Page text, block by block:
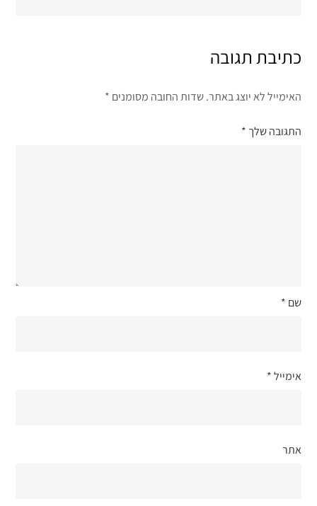
כתיבת תגובה
האימייל לא יוצג באתר. שדות החובה מסומנים *
התגובה שלך*
שם *
אימייל*
אתר